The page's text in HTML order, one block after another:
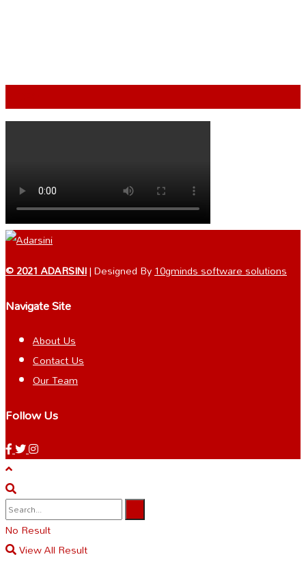
© 2021 ADARSINI| Designed By10gminds software solutions
Navigate Site
About Us
Contact Us
Our Team
Follow Us
No Result
View All Result